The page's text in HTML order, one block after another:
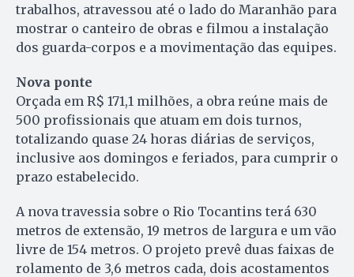
trabalhos, atravessou até o lado do Maranhão para
mostrar o canteiro de obras e filmou a instalação
dos guarda-corpos e a movimentação das equipes.
Nova ponte
Orçada em R$ 171,1 milhões, a obra reúne mais de
500 profissionais que atuam em dois turnos,
totalizando quase 24 horas diárias de serviços,
inclusive aos domingos e feriados, para cumprir o
prazo estabelecido.
A nova travessia sobre o Rio Tocantins terá 630
metros de extensão, 19 metros de largura e um vão
livre de 154 metros. O projeto prevê duas faixas de
rolamento de 3,6 metros cada, dois acostamentos